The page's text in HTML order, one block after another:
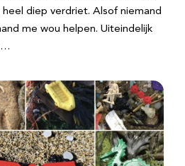
diep verdriet. Alsof niemand
me wou helpen. Uiteindelijk